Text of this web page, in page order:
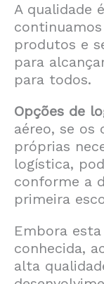
A qualidade
produtos e
para
para todos.
Opções de
aéreo, se os
próprias
logística,
conforme a
primeira
Embora
conhecida,
alta